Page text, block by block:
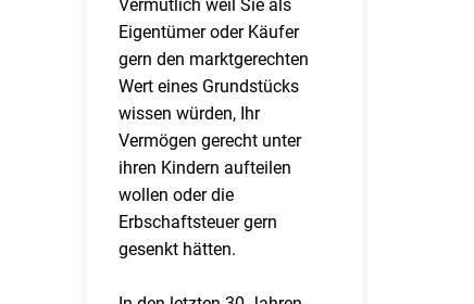
Vermutlich weil Sie als
Eigentümer oder Käufer
gern den marktgerechten
Wert eines Grundstücks
wissen würden, Ihr
Vermögen gerecht unter
ihren Kindern aufteilen
wollen oder die
Erbschaftsteuer gern
gesenkt hätten.